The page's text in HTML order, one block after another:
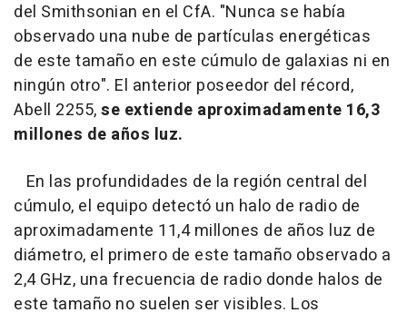
del Smithsonian en el CfA. "Nunca se había
observado una nube de partículas energéticas
de este tamaño en este cúmulo de galaxias ni en
ningún otro". El anterior poseedor del récord,
Abell 2255,se extiende aproximadamente 16,3
millones de años luz.
En las profundidades de la región central del
cúmulo, el equipo detectó un halo de radio de
aproximadamente 11,4 millones de años luz de
diámetro, el primero de este tamaño observado a
2,4 GHz, una frecuencia de radio donde halos de
este tamaño no suelen ser visibles. Los